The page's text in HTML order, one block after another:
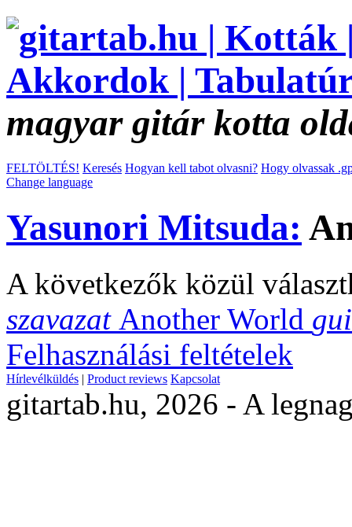
magyar gitár kotta
FELTÖLTÉS! Keresés Hogyan kell tabot olvasni? Hogy olvassak
Change language
Yasunori Mitsuda:
A következők közül
szavazat Another World
Felhasználási feltételek
Hírlevélküldés | Product reviews Kapcsolat
gitartab.hu, 2026 - A